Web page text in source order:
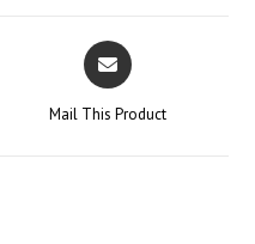
Opens
in
new
Mail This Product